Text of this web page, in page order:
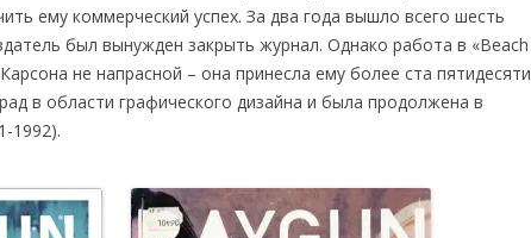
ему коммерческий успех. За два года вышло всего шесть
был вынужден закрыть журнал. Однако работа в «Beach
не напрасной – она принесла ему более ста пятидесяти
в области графического дизайна и была продолжена в
1992).